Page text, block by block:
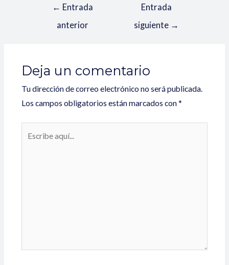
← Entrada
anterior
Entrada
siguiente →
Deja un comentario
Tu dirección de correo electrónico no será publicada.
Los campos obligatorios están marcados con*